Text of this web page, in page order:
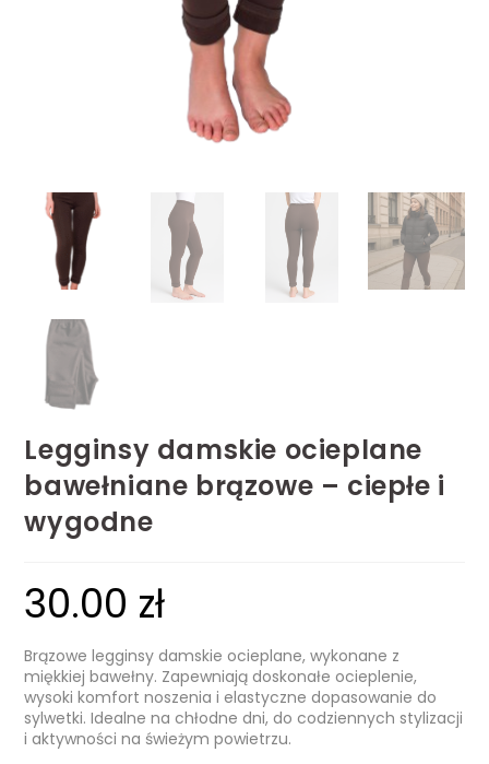
Legginsy damskie ocieplane
bawełniane brązowe – ciepłe i
wygodne
30.00 zł
Brązowe legginsy damskie ocieplane, wykonane z
miękkiej bawełny. Zapewniają doskonałe ocieplenie,
wysoki komfort noszenia i elastyczne dopasowanie do
sylwetki. Idealne na chłodne dni, do codziennych stylizacji
i aktywności na świeżym powietrzu.